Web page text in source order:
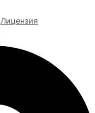
Лицензия